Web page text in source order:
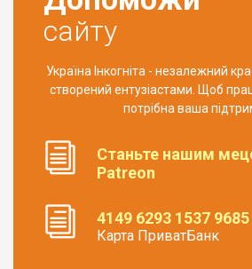
сайту
Україна Інкогніта - незалежний
створений ентузіастами. Щоб
потрібна ваша
Станьте нашим
Patreon
4149 6293 1537 9685
Карта ПриватБанк